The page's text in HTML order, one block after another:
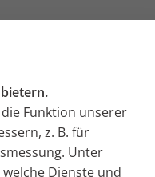
Funktion unserer
z. B. für
Unter
Dienste und